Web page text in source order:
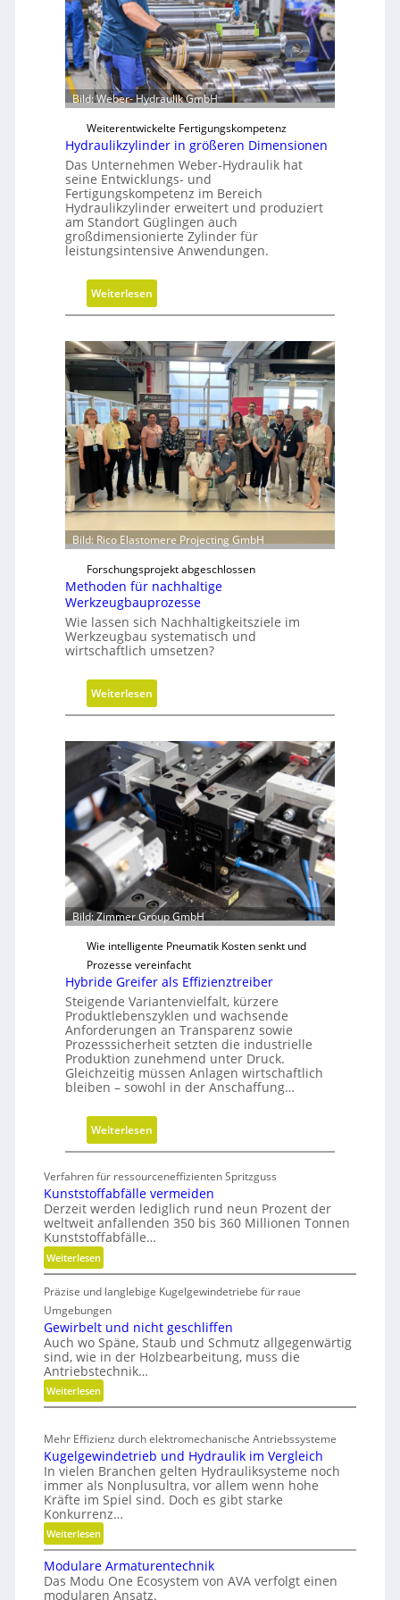
h
s
F
r
e
i
h
e
i
t
s
g
r
d
e
n
l
o
s
e
r
M
O
C
h
e
c
k
Bild: Weber- Hydraulik GmbH
Weiterentwickelte Fertigungskompetenz
Hydraulikzylinder in größeren Dimensionen
Das Unternehmen Weber-Hydraulik hat
seine Entwicklungs- und
Fertigungskompetenz im Bereich
Hydraulikzylinder erweitert und produziert
am Standort Güglingen auch
großdimensionierte Zylinder für
leistungsintensive Anwendungen.
Weiterlesen:
H
d
r
a
u
l
i
z
y
l
i
d
e
r
i
n
ö
e
r
e
D
i
m
e
n
s
i
o
n
e
n
Bild: Rico Elastomere Projecting GmbH
Forschungsprojekt abgeschlossen
Methoden für nachhaltige
Werkzeugbauprozesse
Wie lassen sich Nachhaltigkeitsziele im
Werkzeugbau systematisch und
wirtschaftlich umsetzen?
Weiterlesen:
M
t
h
o
d
e
n
f
ü
r
n
c
h
a
l
t
i
g
e
k
z
e
b
a
p
r
e
s
e
Bild: Zimmer Group GmbH
Wie intelligente Pneumatik Kosten senkt und
Prozesse vereinfacht
Hybride Greifer als Effizienztreiber
Steigende Variantenvielfalt, kürzere
Produktlebenszyklen und wachsende
Anforderungen an Transparenz sowie
Prozesssicherheit setzten die industrielle
Produktion zunehmend unter Druck.
Gleichzeitig müssen Anlagen wirtschaftlich
bleiben – sowohl in der Anschaffung…
Weiterlesen:
H
b
r
i
d
G
r
i
f
a
s
E
ff
i
e
n
Verfahren für ressourceneffizienten Spritzguss
Kunststoffabfälle vermeiden
Derzeit werden lediglich rund neun Prozent der
weltweit anfallenden 350 bis 360 Millionen Tonnen
Kunststoffabfälle…
Weiterlesen:
K
u
n
s
t
s
t
o
f
a
b
f
ä
l
l
e
v
e
r
Präzise und langlebige Kugelgewindetriebe für raue
Umgebungen
Gewirbelt und nicht geschliffen
Auch wo Späne, Staub und Schmutz allgegenwärtig
sind, wie in der Holzbearbeitung, muss die
Antriebstechnik…
Weiterlesen:
G
w
i
r
b
e
l
t
n
d
Mehr Effizienz durch elektromechanische Antriebssysteme
Kugelgewindetrieb und Hydraulik im Vergleich
In vielen Branchen gelten Hydrauliksysteme noch
immer als Nonplusultra, vor allem wenn hohe
Kräfte im Spiel sind. Doch es gibt starke
Konkurrenz…
Weiterlesen:
K
u
g
Modulare Armaturentechnik
Das Modu One Ecosystem von AVA verfolgt einen
modularen Ansatz.